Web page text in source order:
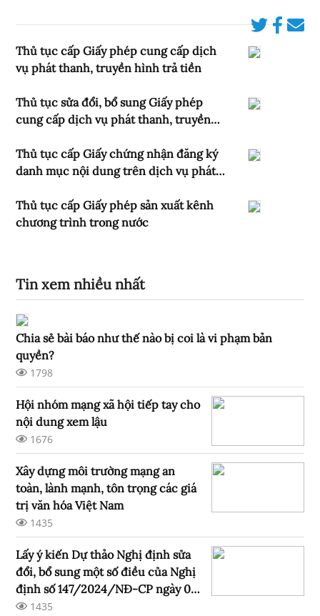
Thủ tục cấp Giấy phép cung cấp dịch
vụ phát thanh, truyền hình trả tiền
Thủ tục sửa đổi, bổ sung Giấy phép
cung cấp dịch vụ phát thanh, truyền
Thủ tục cấp Giấy chứng nhận đăng ký
danh mục nội dung trên dịch vụ phát
Thủ tục cấp Giấy phép sản xuất kênh
chương trình trong nước
Tin xem nhiều nhất
Chia sẻ bài báo như thế nào bị coi là vi phạm bản
quyền?
1798
Hội nhóm mạng xã hội tiếp tay cho
nội dung xem lậu
1676
Xây dựng môi trường mạng an
toàn, lành mạnh, tôn trọng các giá
trị văn hóa Việt Nam
1435
Lấy ý kiến Dự thảo Nghị định sửa
đổi, bổ sung một số điều của Nghị
định số 147/2024/NĐ-CP ngày 09
tháng 11 năm 2024 của Chính phủ
1435